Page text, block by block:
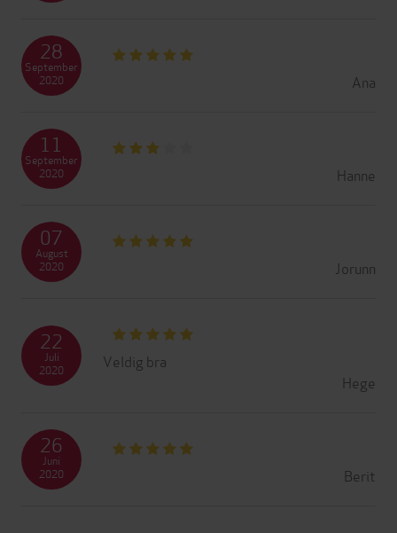
Ana
28
September
2020
Hanne
11
September
2020
Jorunn
07
August
2020
Veldig bra
Hege
22
Juli
2020
Berit
26
Juni
2020